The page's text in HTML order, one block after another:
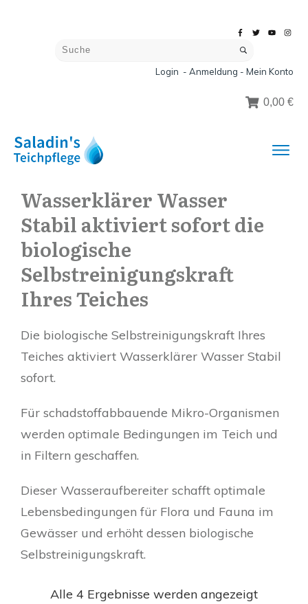
Login - Anmeldung - Mein Konto
0,00 €
Wasserklärer Wasser
Stabil aktiviert sofort die
biologische
Selbstreinigungskraft
Ihres Teiches
Die biologische Selbstreinigungskraft Ihres
Teiches aktiviert Wasserklärer Wasser Stabil
sofort.
Für schadstoffabbauende Mikro-Organismen
werden optimale Bedingungen im Teich und
in Filtern geschaffen.
Dieser Wasseraufbereiter schafft optimale
Lebensbedingungen für Flora und Fauna im
Gewässer und erhöht dessen biologische
Selbstreinigungskraft.
Alle 4 Ergebnisse werden angezeigt